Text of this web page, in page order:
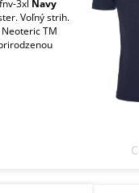
3xl Navy
Voľný strih.
TM